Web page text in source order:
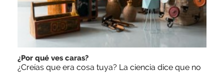
¿Por qué ves caras?
¿Creías que era cosa tuya? La ciencia dice que no